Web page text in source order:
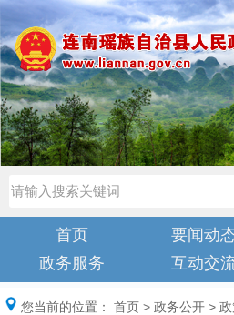
首页 要闻动
政务服务
互动交
您当前的位置： 首页 > 政务公开 >